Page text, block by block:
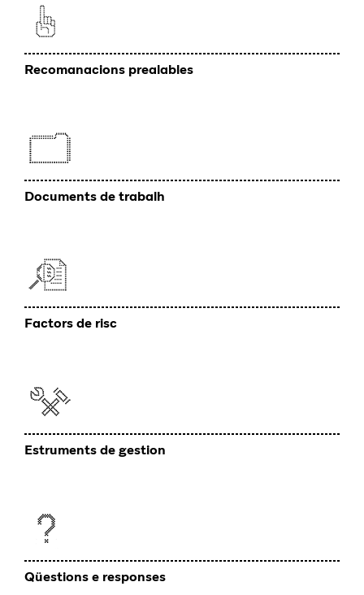
Recomanacions prealables
Documents de trabalh
Factors de risc
Estruments de gestion
Qüestions e responses